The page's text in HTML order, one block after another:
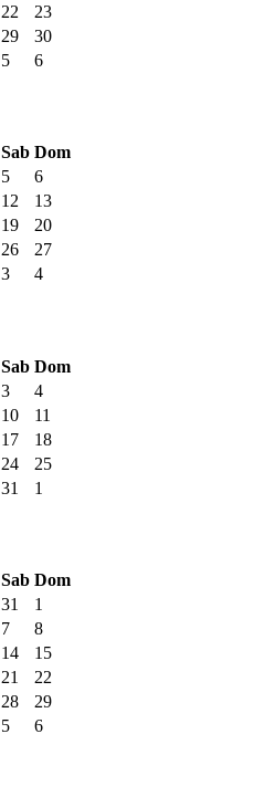
22
23
29
30
5 6
Sab Dom
5
6
12
13
19
20
26
27
3 4
Sab Dom
3
4
10
11
17
18
24
25
31 1
Sab Dom
31
1
7
8
14
15
21
22
28
29
5 6